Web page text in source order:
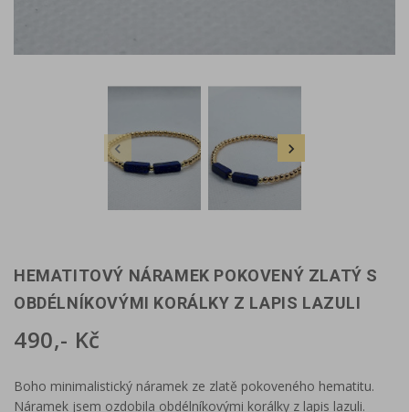
 
HEMATITOVÝ NÁRAMEK POKOVENÝ ZLATÝ S
OBDÉLNÍKOVÝMI KORÁLKY Z LAPIS LAZULI
490,- Kč
Boho minimalistický náramek ze zlatě pokoveného hematitu.
Náramek jsem ozdobila obdélníkovými korálky z lapis lazuli.